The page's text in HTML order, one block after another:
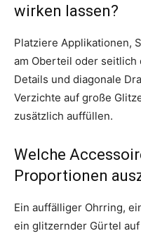
wirken lassen?
Platziere Applikationen,
am Oberteil oder seitlich
Details und diagonale
Verzichte auf große
zusätzlich auffüllen.
Welche
Proportionen
Ein auffälliger Ohrring,
ein glitzernder Gürtel